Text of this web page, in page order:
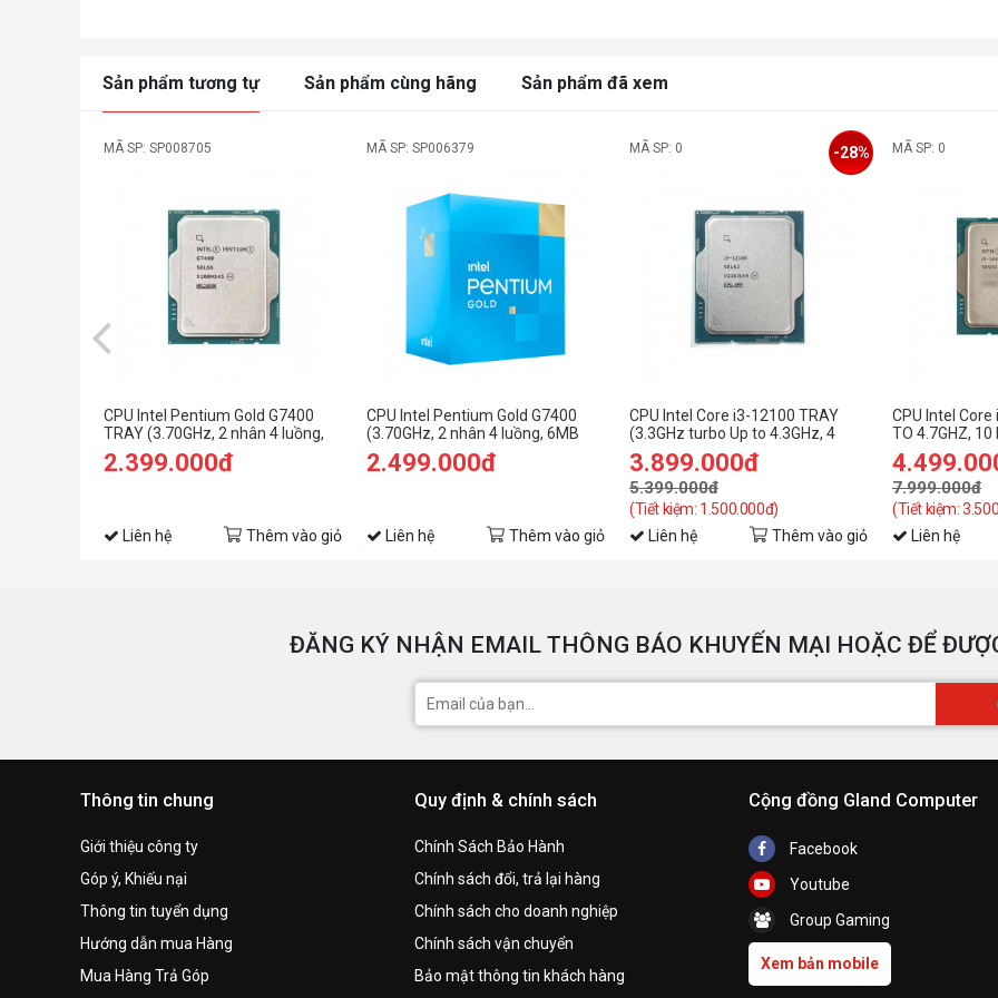
Sản phẩm tương tự Sản phẩm cùng hãng Sản phẩm đã xem
MÃ SP: SP008705
CPU Intel Pentium Gold G7400
TRAY (3.70GHz, 2 nhân 4 luồng,
6MB Cache, 46W) - Socket Intel
LGA1700)
2.399.000đ
Liên hệ Thêm vào giỏ
MÃ SP: SP006379
CPU Intel Pentium Gold G7400
(3.70GHz, 2 nhân 4 luồng, 6MB
Cache, 46W) - Socket Intel
LGA1700)
2.499.000đ
Liên hệ Thêm vào giỏ
MÃ SP: 0
CPU Intel Core i3-12100 TRAY
(3.3GHz turbo Up to 4.3GHz, 4
Nhân 8 Luồng, 12MB Cache,
58W)- Socket Intel LGA 1700)
3.899.000đ
5.399.000đ
(Tiết kiệm: 1.500.000đ)
-28%
Liên hệ Thêm vào giỏ
MÃ SP: 0
CPU Intel Core
TO 4.7GHZ, 10
20MB CACHE,
INTEL LGA
7.999.000đ
(Tiết kiệm:
Liên hệ
ĐĂNG KÝ NHẬN EMAIL THÔNG BÁO KHUYẾN MẠI HOẶC ĐỂ
Thông tin chung
Giới thiệu công ty
Góp ý, Khiếu nại
Thông tin tuyển dụng
Hướng dẫn mua Hàng
Mua Hàng Trả Góp
Quy định & chính sách
Chính Sách Bảo Hành
Chính sách đổi, trả lại hàng
Chính sách cho doanh nghiệp
Chính sách vận chuyển
Bảo mật thông tin khách hàng
Cộng đồng Gland Computer
Facebook
Youtube
Group Gaming
Xem bản mobile